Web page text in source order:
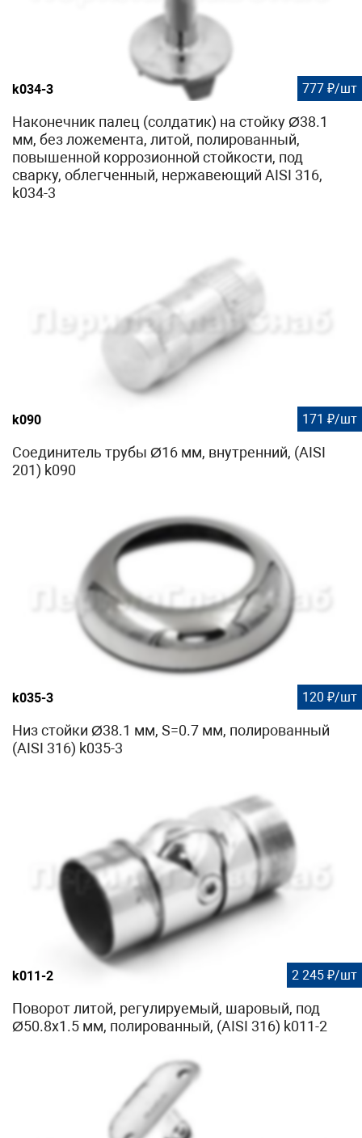
k034-3 777 ₽/шт
Наконечник палец (солдатик) на стойку Ø38.1
мм, без ложемента, литой, полированный,
повышенной коррозионной стойкости, под
сварку, облегченный, нержавеющий AISI 316,
k034-3
k090 171 ₽/шт
Соединитель трубы Ø16 мм, внутренний, (AISI
201) k090
k035-3 120 ₽/шт
Низ стойки Ø38.1 мм, S=0.7 мм, полированный
(AISI 316) k035-3
k011-2 2 245 ₽/шт
Поворот литой, регулируемый, шаровый, под
Ø50.8х1.5 мм, полированный, (AISI 316) k011-2